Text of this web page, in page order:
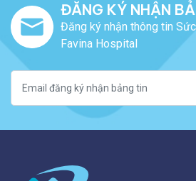
ĐĂNG KÝ NHẬN
Đăng ký nhận thông tin
Favina Hospital